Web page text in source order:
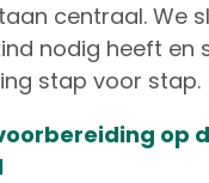
centraal. We
nodig heeft en
stap voor stap.
op